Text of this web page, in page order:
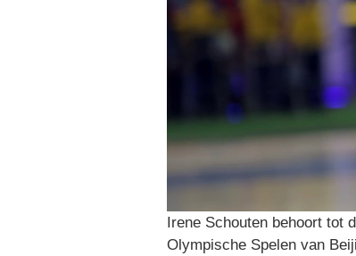
Irene Schouten behoort tot
Olympische Spelen van